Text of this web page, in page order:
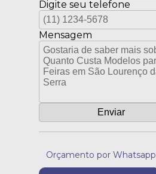
Digite seu telefone
Mensagem
Orçamento por Whatsapp